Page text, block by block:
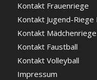
Kontakt Frauenriege
Kontakt Jugend-Riege
Kontakt Mädchenriege
Kontakt Faustball
Kontakt Volleyball
Impressum